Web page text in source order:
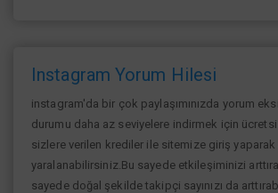
Instagram Yorum Hilesi
instagram'da bir çok paylaşımınızda yorum
durumu daha az seviyelere indirmek için
sizlere verilen krediler ile sitemize giriş yaparak
yaralanabilirsiniz.Bu sayede etkileşiminizi
sayede doğal şekilde takipçi sayınızı da